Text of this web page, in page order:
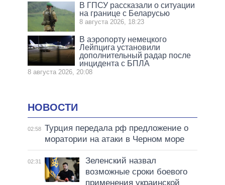
В ГПСУ рассказали о ситуации
на границе с Беларусью
8 августа 2026, 18:23
В аэропорту немецкого
Лейпцига установили
дополнительный радар после
инцидента с БПЛА
8 августа 2026, 20:08
НОВОСТИ
02:58 Турция передала рф предложение о
моратории на атаки в Черном море
02:31
Зеленский назвал
возможные сроки боевого
применения украинской